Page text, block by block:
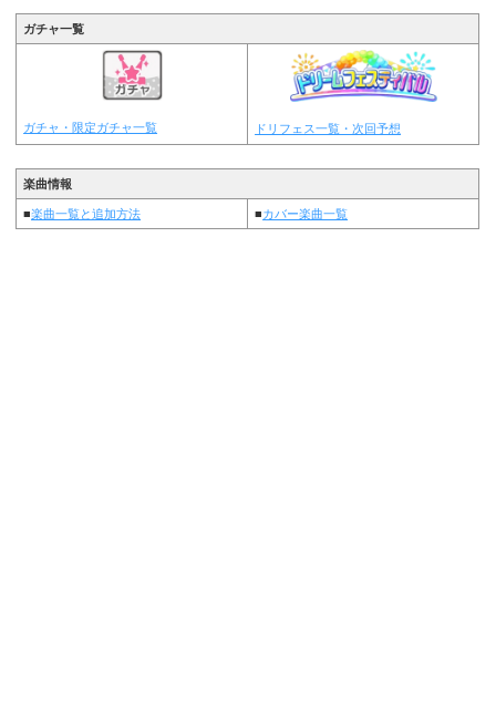
ガチャ一覧
ガチャ・限定ガチャ一覧 ドリフェス一覧・次回予想
楽曲情報
■楽曲一覧と追加方法 ■カバー楽曲一覧